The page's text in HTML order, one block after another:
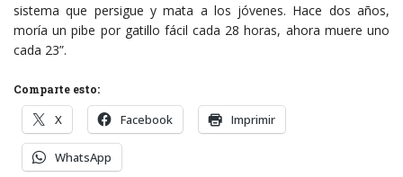
sistema que persigue y mata a los jóvenes. Hace dos años,
moría un pibe por gatillo fácil cada 28 horas, ahora muere uno
cada 23”.
Comparte esto:
X Facebook Imprimir
WhatsApp